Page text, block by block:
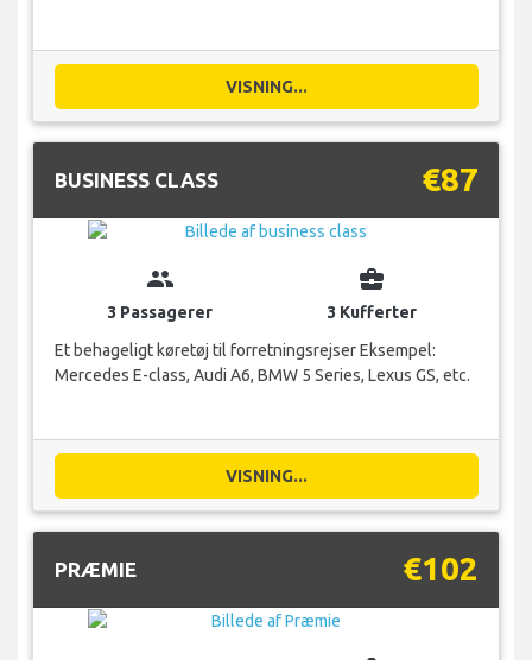
VISNING...
BUSINESS CLASS €87
group
3 Passagerer
business_center
3 Kufferter
Et behageligt køretøj til forretningsrejser Eksempel:
Mercedes E-class, Audi A6, BMW 5 Series, Lexus GS, etc.
VISNING...
PRÆMIE €102